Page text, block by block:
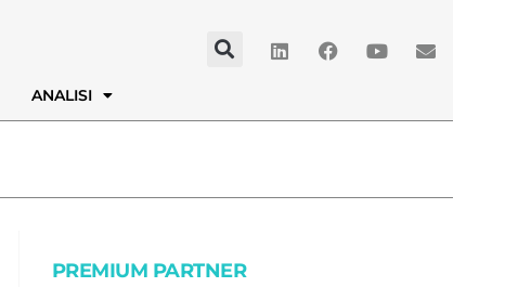
ANALISI
PREMIUM PARTNER